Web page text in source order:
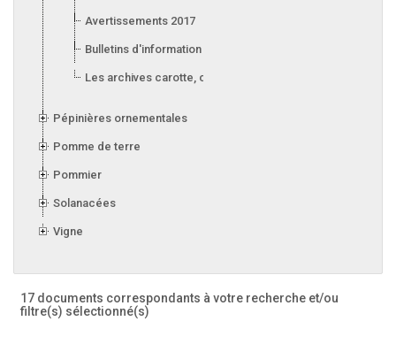
Avertissements 2017
Bulletins d'information 2017
Les archives carotte, céleri, laitue, oignon, poireau et ail
Pépinières ornementales
Pomme de terre
Pommier
Solanacées
Vigne
17 documents correspondants à votre recherche et/ou
filtre(s) sélectionné(s)